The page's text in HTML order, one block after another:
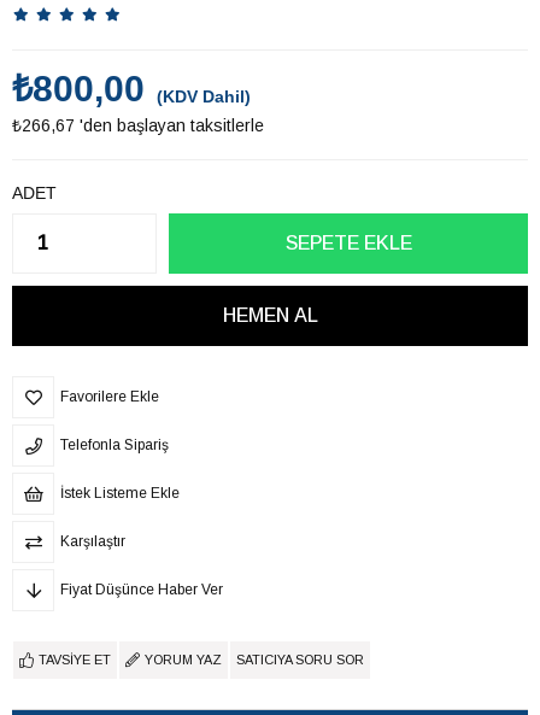
₺800,00
(KDV Dahil)
₺266,67 'den başlayan taksitlerle
ADET
Favorilere Ekle
Telefonla Sipariş
İstek Listeme Ekle
Karşılaştır
Fiyat Düşünce Haber Ver
TAVSIYE ET YORUM YAZ SATICIYA SORU SOR